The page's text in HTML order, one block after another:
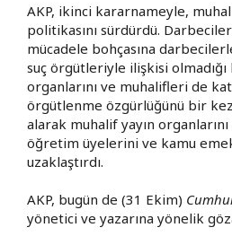
AKP, ikinci kararnameyle,
politikasını sürdürdü.
mücadele bohçasına
suç örgütleriyle ilişkisi
organlarını ve muhalifleri de
örgütlenme özgürlüğünü bir
alarak muhalif yayın
öğretim üyelerini ve kamu
uzaklaştırdı.
AKP, bugün de (31 Ekim)
yönetici ve yazarına yönelik